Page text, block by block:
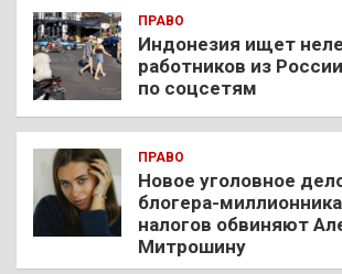
ПРАВО
Индонезия ищет
работников из
по соцсетям
ПРАВО
Новое уголовное
блогера-
налогов обвиняют
Митрошину